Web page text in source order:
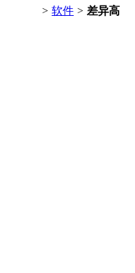
> 软件 > 差异高